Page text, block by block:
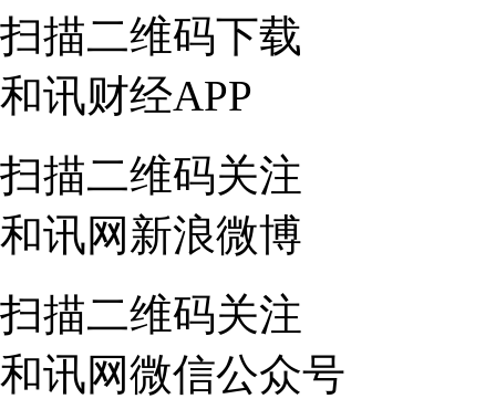
扫描二维码下载
和讯财经APP
扫描二维码关注
和讯网新浪微博
扫描二维码关注
和讯网微信公众号